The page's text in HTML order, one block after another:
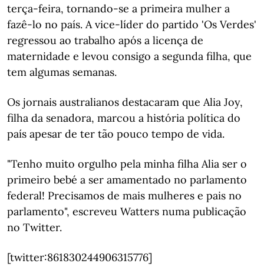
terça-feira, tornando-se a primeira mulher a
fazê-lo no país. A vice-líder do partido 'Os Verdes'
regressou ao trabalho após a licença de
maternidade e levou consigo a segunda filha, que
tem algumas semanas.
Os jornais australianos destacaram que Alia Joy,
filha da senadora, marcou a história política do
país apesar de ter tão pouco tempo de vida.
"Tenho muito orgulho pela minha filha Alia ser o
primeiro bebé a ser amamentado no parlamento
federal! Precisamos de mais mulheres e pais no
parlamento", escreveu Watters numa publicação
no Twitter.
[twitter:861830244906315776]